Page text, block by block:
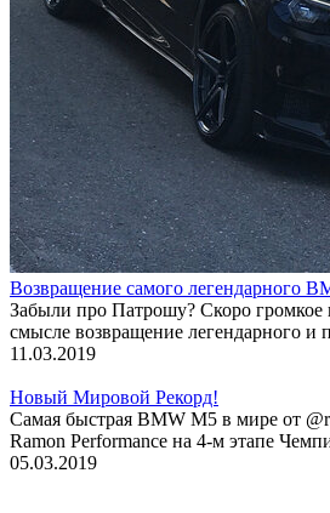
Возвращение самого легендарного
Забыли про Патрошу? Скоро
смысле возвращение легендарного
11.03.2019
Новый Мировой Рекорд!
Cамая быстрая BMW M5 в мире от
Ramon Performance на 4-м этапе
05.03.2019